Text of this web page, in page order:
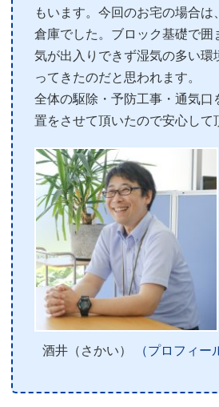
もいます。今回のお宅の場合は
倉庫でした。ブロック基礎で囲
気が出入りできず湿気の多い環
ってきたのだと思われます。
全体の駆除・予防工事・通気口
置をさせて頂いたので安心して
酒井（さかい） （プロフィー